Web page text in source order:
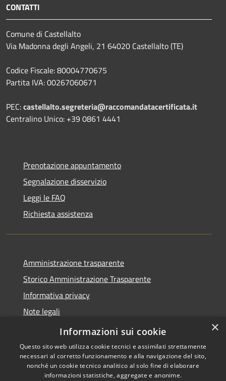
CONTATTI
Comune di Castellalto
Via Madonna degli Angeli, 21 64020 Castellalto (TE)
Codice Fiscale: 80004770675
Partita IVA: 00267060671
PEC:castellalto.segreteria@raccomandatacertificata.it
Centralino Unico: +39 0861 4441
Prenotazione appuntamento
Segnalazione disservizio
Leggi le FAQ
Richiesta assistenza
Amministrazione trasparente
Storico Amministrazione Trasparente
Informativa privacy
Note legali
Dichiarazione di accessibilità
Copyright © 2026 • Comune di
×
Informazioni sui cookie
Questo sito web utilizza cookie tecnici e assimilati strettamente
necessari al corretto funzionamento e alla navigazione del sito,
nonché un cookie tecnico analitico al solo fine di elaborare
informazioni statistiche, aggregate e anonime.